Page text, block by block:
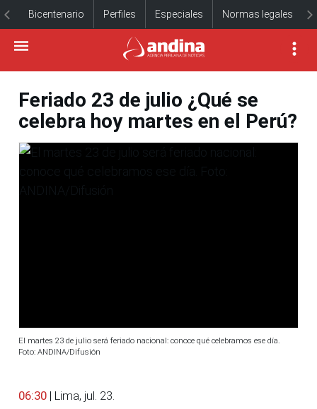
Bicentenario Perfiles Especiales Normas legales
Feriado 23 de julio ¿Qué se
celebra hoy martes en el Perú?
El martes 23 de julio será feriado nacional: conoce qué celebramos ese día.
Foto: ANDINA/Difusión
06:30 | Lima, jul. 23.